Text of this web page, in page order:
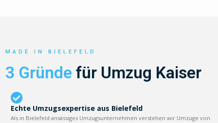
MADE IN BIELEFELD
3 Gründe für Umzug Kaiser
Echte Umzugsexpertise aus Bielefeld
Als in Bielefeld ansässiges Umzugsunternehmen verstehen wir Umzüge von